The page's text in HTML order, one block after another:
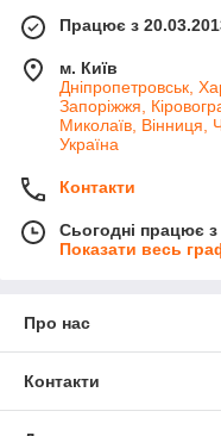
Працює з
м. Київ
Дніпропетровськ,
Запоріжжя,
Миколаїв, Вінниця,
Україна
Контакти
Сьогодні працює
Показати весь
Про нас
Контакти